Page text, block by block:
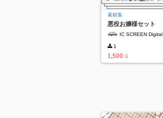
素材集
悪役お嬢様セット
IC SCREEN Digital
1
1,500 G